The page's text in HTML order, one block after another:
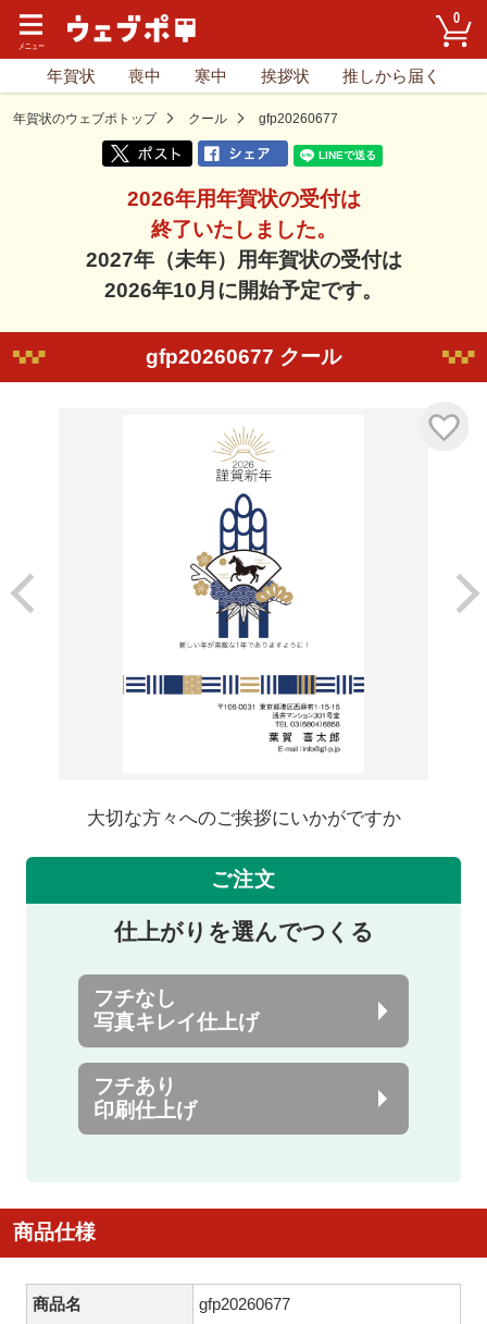
0
年賀状 喪中 寒中 挨拶状 推しから届く
年賀状のウェブポトップ クール gfp20260677
2026年用年賀状の受付は
終了いたしました。
2027年（未年）用年賀状の受付は
2026年10月に開始予定です。
gfp20260677 クール
大切な方々へのご挨拶にいかがですか
ご注文
仕上がりを選んでつくる
フチなし
写真キレイ仕上げ
フチあり
印刷仕上げ
商品仕様
商品名 gfp20260677